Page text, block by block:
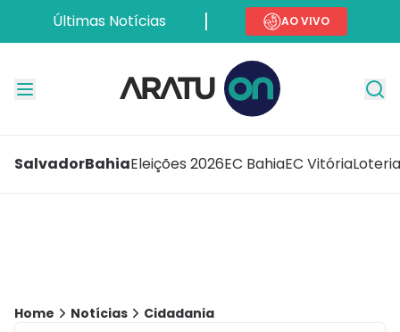
Últimas Notícias AO VIVO
SalvadorBahiaEleições 2026EC BahiaEC Vitória
Home Notícias Cidadania